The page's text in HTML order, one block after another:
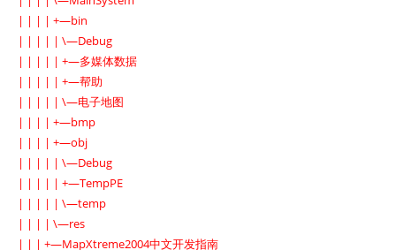
| | | | +—bin
| | | | | \—Debug
| | | | | +—多媒体数据
| | | | | +—帮助
| | | | | \—电子地图
| | | | +—bmp
| | | | +—obj
| | | | | \—Debug
| | | | | +—TempPE
| | | | | \—temp
| | | | \—res
| | | +—MapXtreme2004中文开发指南